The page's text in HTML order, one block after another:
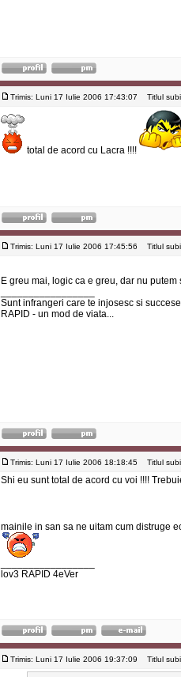
Trimis: Luni 17 Iulie 2006 17:43:07 Titlul
total de acord cu Lacra !!!!
Trimis: Luni 17 Iulie 2006 17:45:56 Titlul
E greu mai, logic ca e greu, dar nu
Sunt infrangeri care te injosesc si
RAPID - un mod de viata...
Trimis: Luni 17 Iulie 2006 18:18:45 Titlul
Shi eu sunt total de acord cu voi !!!!
mainile in san sa ne uitam cum distruge
lov3 RAPID 4eVer
Trimis: Luni 17 Iulie 2006 19:37:09 Titlul